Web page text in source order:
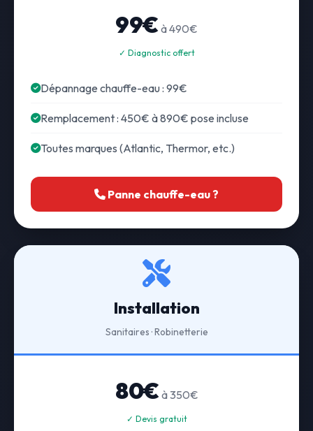
99€ à 490€
✓ Diagnostic offert
Dépannage chauffe-eau : 99€
Remplacement : 450€ à 890€ pose incluse
Toutes marques (Atlantic, Thermor, etc.)
Panne chauffe-eau ?
Installation
Sanitaires · Robinetterie
80€ à 350€
✓ Devis gratuit